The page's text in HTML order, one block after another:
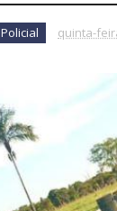
Policial quinta-